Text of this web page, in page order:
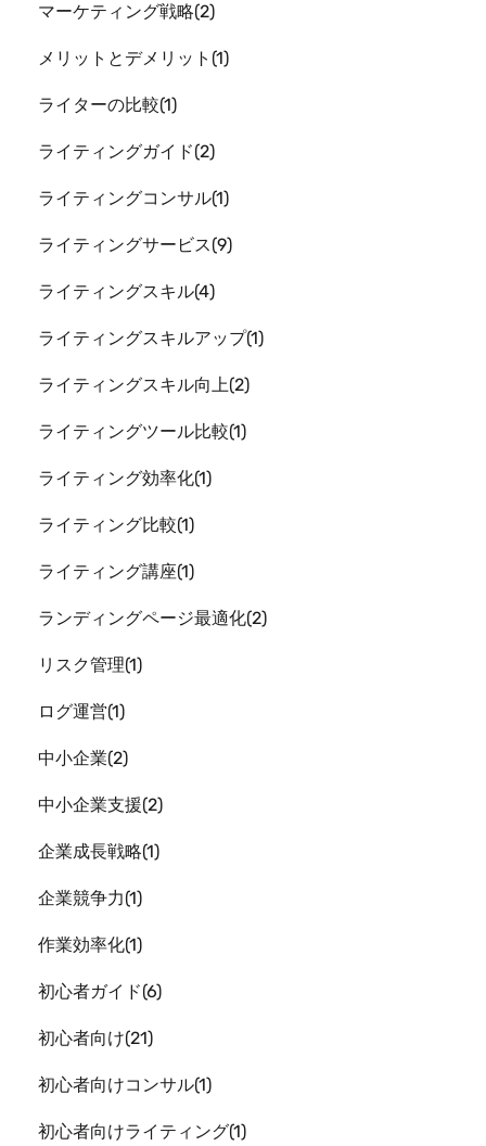
マーケティング戦略 2
メリットとデメリット 1
ライターの比較 1
ライティングガイド 2
ライティングコンサル 1
ライティングサービス 9
ライティングスキル 4
ライティングスキルアップ 1
ライティングスキル向上 2
ライティングツール比較 1
ライティング効率化 1
ライティング比較 1
ライティング講座 1
ランディングページ最適化 2
リスク管理 1
ログ運営 1
中小企業 2
中小企業支援 2
企業成長戦略 1
企業競争力 1
作業効率化 1
初心者ガイド 6
初心者向け 21
初心者向けコンサル 1
初心者向けライティング 1